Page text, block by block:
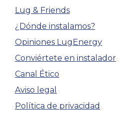
Lug & Friends
¿Dónde instalamos?
Opiniones LugEnergy
Conviértete en instalador
Canal Ético
Aviso legal
Política de privacidad